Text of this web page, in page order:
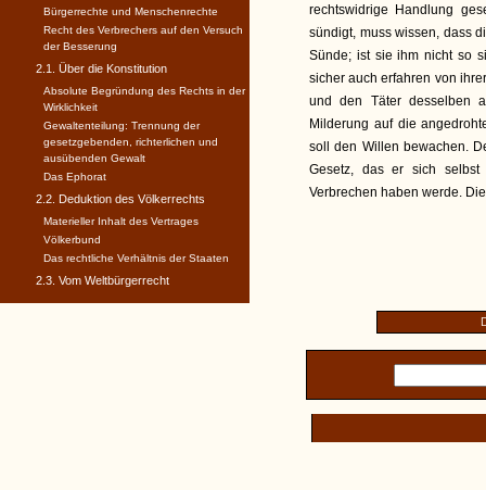
rechtswidrige Handlung
sündigt, muss wissen, dass
Sünde; ist sie ihm nicht so
sicher auch erfahren von
und den Täter desselben
Milderung auf die
soll den Willen bewachen.
Gesetz, das er sich selbst
Verbrechen haben werde.
Bürgerrechte und Menschenrechte
Recht des Verbrechers auf den Versuch
der Besserung
2.1. Über die Konstitution
Absolute Begründung des Rechts in der
Wirklichkeit
Gewaltenteilung: Trennung der
gesetzgebenden, richterlichen und
ausübenden Gewalt
Das Ephorat
2.2. Deduktion des Völkerrechts
Materieller Inhalt des Vertrages
Völkerbund
Das rechtliche Verhältnis der Staaten
2.3. Vom Weltbürgerrecht